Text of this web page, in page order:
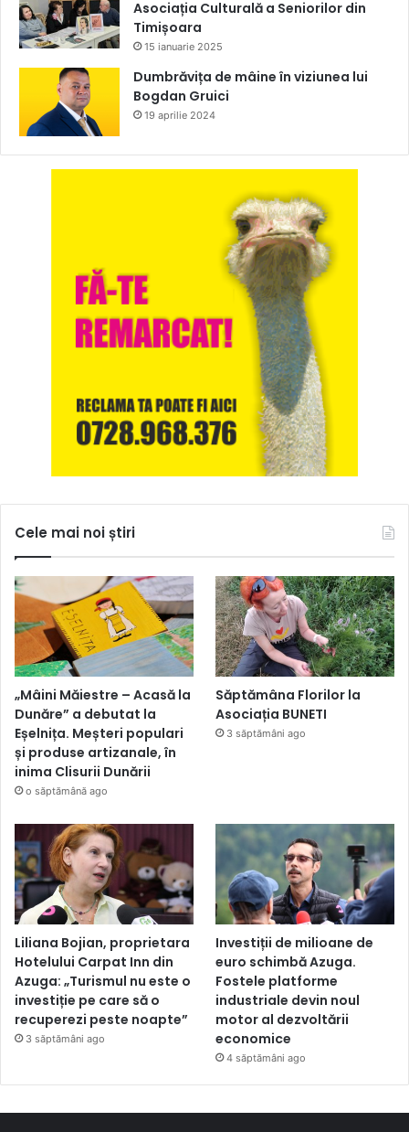
Asociația Culturală a Seniorilor din
Timișoara
15 ianuarie 2025
Dumbrăvița de mâine în viziunea lui
Bogdan Gruici
19 aprilie 2024
Cele mai noi știri
„Mâini Măiestre – Acasă la
Dunăre” a debutat la
Eșelnița. Meșteri populari
și produse artizanale, în
inima Clisurii Dunării
o săptămână ago
Săptămâna Florilor la
Asociația BUNETI
3 săptămâni ago
Liliana Bojian, proprietara
Hotelului Carpat Inn din
Azuga: „Turismul nu este o
investiție pe care să o
recuperezi peste noapte”
3 săptămâni ago
Investiții de milioane de
euro schimbă Azuga.
Fostele platforme
industriale devin noul
motor al dezvoltării
economice
4 săptămâni ago